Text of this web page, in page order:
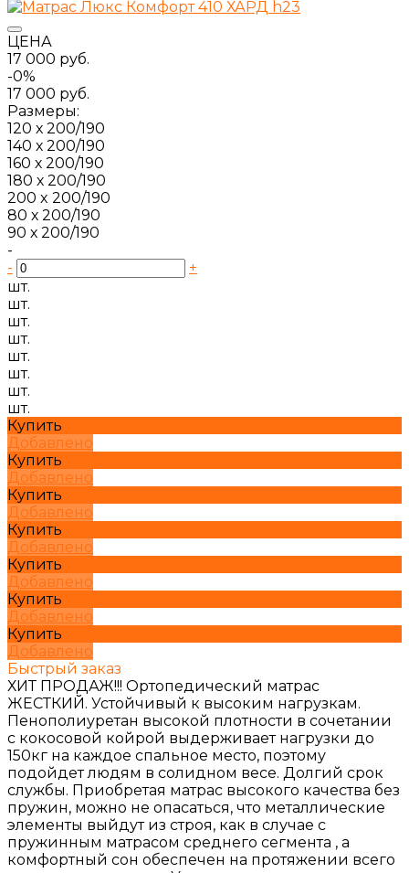
ЦЕНА
17 000 руб.
-0%
17 000 руб.
Размеры:
120 х 200/190
140 х 200/190
160 х 200/190
180 х 200/190
200 x 200/190
80 х 200/190
90 х 200/190
-
-
+
шт.
шт.
шт.
шт.
шт.
шт.
шт.
шт.
Купить
Добавлено
Купить
Добавлено
Купить
Добавлено
Купить
Добавлено
Купить
Добавлено
Купить
Добавлено
Купить
Добавлено
Быстрый заказ
ХИТ ПРОДАЖ!!! Ортопедический матрас
ЖЕСТКИЙ. Устойчивый к высоким нагрузкам.
Пенополиуретан высокой плотности в сочетании
с кокосовой койрой выдерживает нагрузки до
150кг на каждое спальное место, поэтому
подойдет людям в солидном весе. Долгий срок
службы. Приобретая матрас высокого качества без
пружин, можно не опасаться, что металлические
элементы выйдут из строя, как в случае с
пружинным матрасом среднего сегмента , а
комфортный сон обеспечен на протяжении всего